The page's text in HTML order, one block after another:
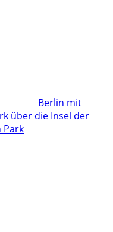
Berlin mit
über die Insel der
Park